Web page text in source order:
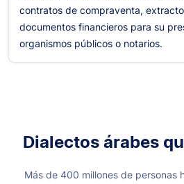
contratos de compraventa,
documentos financieros para su
organismos públicos o notarios.
Dialectos árabes
Más de 400 millones de personas